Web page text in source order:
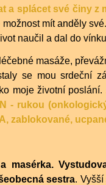
a splácet své činy z
mít anděly
naučil a dal do
masáže,
se mou srdeční
moje životní poslání.
- rukou
zablokované,
masérka.
sestra.